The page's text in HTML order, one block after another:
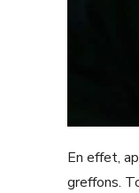
En effet,
greffons.